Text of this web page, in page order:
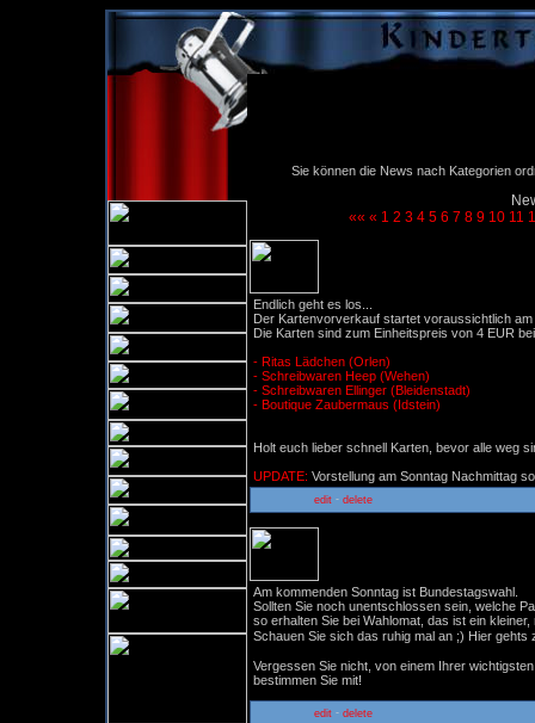
Sie können die News nach Kategorien
«« « 1 2 3 4 5 6 7 8 9 10 11
Endlich geht es los...
Der Kartenvorverkauf startet voraussichtlich
Die Karten sind zum Einheitspreis von 4 EUR
- Ritas Lädchen (Orlen)
- Schreibwaren Heep (Wehen)
- Schreibwaren Ellinger (Bleidenstadt)
- Boutique Zaubermaus (Idstein)
Holt euch lieber schnell Karten, bevor alle weg
UPDATE: Vorstellung am Sonntag Nachmittag
edit- delete
Am kommenden Sonntag ist Bundestagswahl.
Sollten Sie noch unentschlossen sein, welche
so erhalten Sie bei Wahlomat, das ist ein
Schauen Sie sich das ruhig mal an ;) Hier gehts
Vergessen Sie nicht, von einem Ihrer
bestimmen Sie mit!
edit- delete